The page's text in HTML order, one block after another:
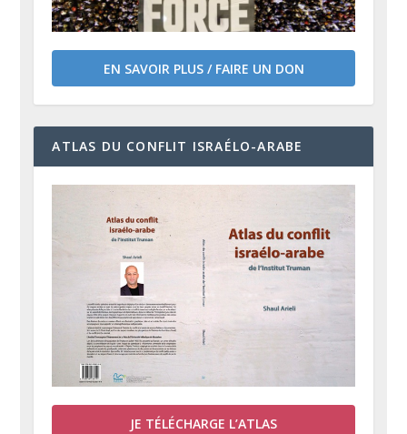
EN SAVOIR PLUS / FAIRE UN DON
ATLAS DU CONFLIT ISRAÉLO-ARABE
JE TÉLÉCHARGE L’ATLAS